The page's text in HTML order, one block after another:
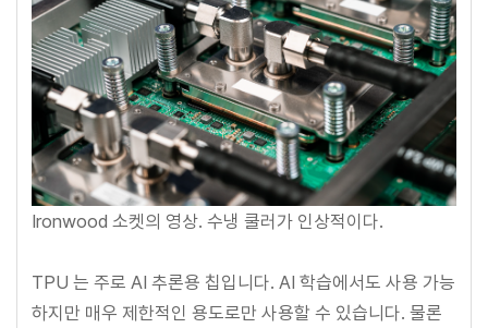
Ironwood 소켓의 영상. 수냉 쿨러가 인상적이다.
TPU 는 주로 AI 추론용 칩입니다. AI 학습에서도 사용 가능
하지만 매우 제한적인 용도로만 사용할 수 있습니다. 물론